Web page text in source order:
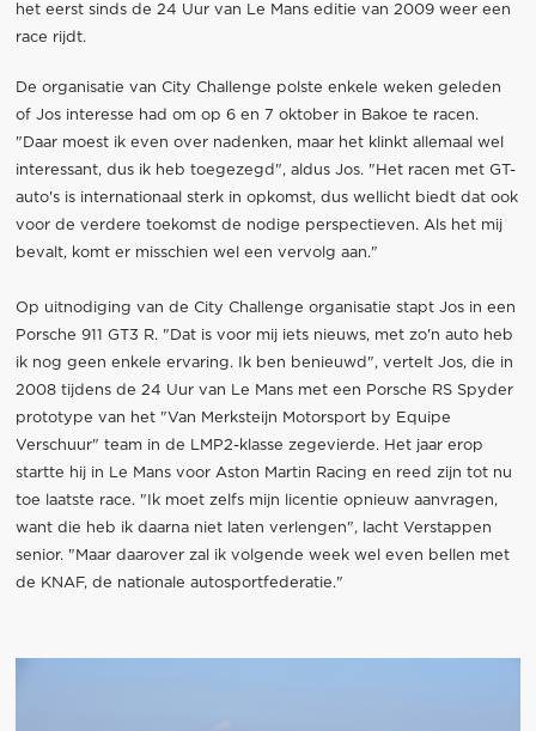
het eerst sinds de 24 Uur van Le Mans editie van 2009 weer een
race rijdt.
De organisatie van City Challenge polste enkele weken geleden
of Jos interesse had om op 6 en 7 oktober in Bakoe te racen.
"Daar moest ik even over nadenken, maar het klinkt allemaal wel
interessant, dus ik heb toegezegd", aldus Jos. "Het racen met GT-
auto's is internationaal sterk in opkomst, dus wellicht biedt dat ook
voor de verdere toekomst de nodige perspectieven. Als het mij
bevalt, komt er misschien wel een vervolg aan."
Op uitnodiging van de City Challenge organisatie stapt Jos in een
Porsche 911 GT3 R. "Dat is voor mij iets nieuws, met zo'n auto heb
ik nog geen enkele ervaring. Ik ben benieuwd", vertelt Jos, die in
2008 tijdens de 24 Uur van Le Mans met een Porsche RS Spyder
prototype van het "Van Merksteijn Motorsport by Equipe
Verschuur" team in de LMP2-klasse zegevierde. Het jaar erop
startte hij in Le Mans voor Aston Martin Racing en reed zijn tot nu
toe laatste race. "Ik moet zelfs mijn licentie opnieuw aanvragen,
want die heb ik daarna niet laten verlengen", lacht Verstappen
senior. "Maar daarover zal ik volgende week wel even bellen met
de KNAF, de nationale autosportfederatie."